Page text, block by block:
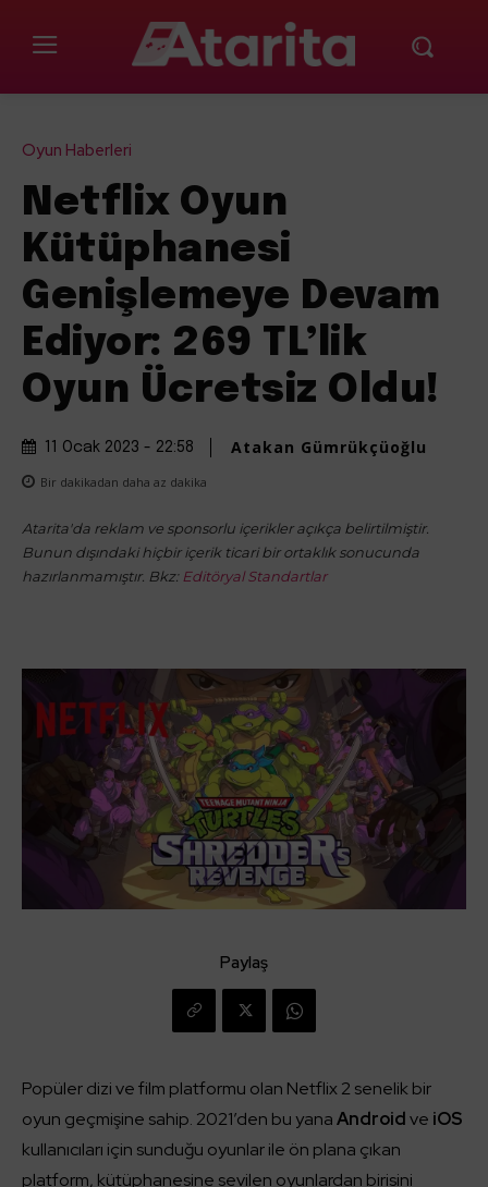
Oyun Haberleri
Netflix Oyun
Kütüphanesi
Genişlemeye Devam
Ediyor: 269 TL’lik
Oyun Ücretsiz Oldu!
11 Ocak 2023 - 22:58 Atakan Gümrükçüoğlu
Bir dakikadan daha az dakika
Atarita'da reklam ve sponsorlu içerikler açıkça belirtilmiştir.
Bunun dışındaki hiçbir içerik ticari bir ortaklık sonucunda
hazırlanmamıştır. Bkz: Editöryal Standartlar
Paylaş
Popüler dizi ve film platformu olan Netflix 2 senelik bir
oyun geçmişine sahip. 2021’den bu yanaAndroidve iOS
kullanıcıları için sunduğu oyunlar ile ön plana çıkan
platform, kütüphanesine sevilen oyunlardan birisini